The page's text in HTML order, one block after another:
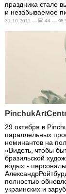
праздника стало
и незабываемое
31.10.2011 — 44 —
29 октября в
параллельных
номинантов на
«Видеть, чтобы
бразильской
воды» -
полностью
украинских и